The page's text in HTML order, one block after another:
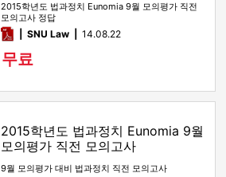
2015학년도 법과정치 Eunomia 9월 모의평가 직전
모의고사 정답
pdfSNU Law 14.08.22
무료
2015학년도 법과정치 Eunomia 9월
모의평가 직전 모의고사
9월 모의평가 대비 법과정치 직전 모의고사